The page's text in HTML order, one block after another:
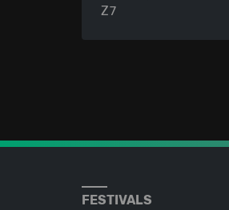
Z7
FESTIVALS